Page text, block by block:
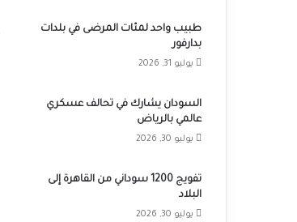
طبيب واحد لمئات المرضى في بلدات
بدارفور
يوليو 31, 2026
السودان يشارك في تحالف عسكري
عالمي بالرياض
يوليو 30, 2026
تفويج 1200 سوداني من القاهرة إلى
البلاد
يوليو 30, 2026